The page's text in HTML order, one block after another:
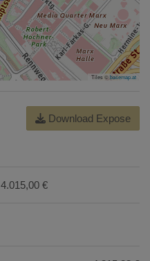
Tiles ©basemap.at
Download Expose
4.015,00 €